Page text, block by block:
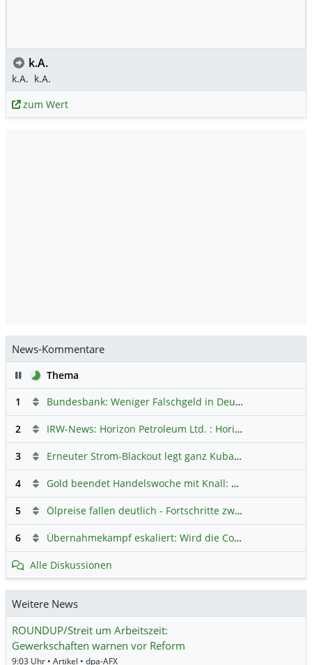
k.A.
k.A. k.A.
zum Wert
News-Kommentare
PauseThema
1
Bundesbank: Weniger Falschgeld in Deutschland
2 IRW-News: Horizon Petroleum Ltd. : Horizon Petroleum beginnt mit der Testförderung im Projekt Lachowice in Polen und schließt die Platzierung einer überzeichneten Wandelanleihe ab
3 Erneuter Strom-Blackout legt ganz Kuba lahm
4 Gold beendet Handelswoche mit Knall: Barrick Mining – Ist diese Aktie wieder ein Kauf?
5 Ölpreise fallen deutlich - Fortschritte zwischen USA und Iran belasten
6 Übernahmekampf eskaliert: Wird die Commerzbank italienisch?
Alle Diskussionen
Weitere News
ROUNDUP/Streit um Arbeitszeit:
Gewerkschaften warnen vor Reform
9:03 Uhr • Artikel • dpa-AFX